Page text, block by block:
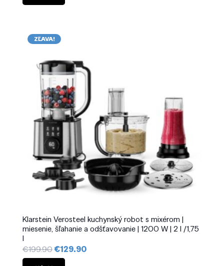
€199.90.
ZĽAVA!
Klarstein Verosteel kuchynský robot s mixérom |
miesenie, šľahanie a odšťavovanie | 1200 W | 2 l /1,75
l
€199.90 Pôvodná
cena
€129.90Aktuálna